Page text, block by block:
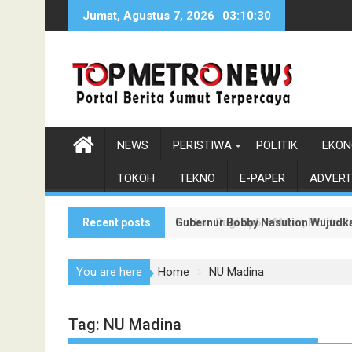
Jumat, Agustus 7, 2026 03:10:31
NEWS PERISTIWA POLITIK
TOKOH TEKNO E-PAPER
Recent posts Gubernur Bobby Nasution
Korban Rugi Rp6,7 Miliar, Polda
You are here Home NU Madina
Tag: NU Madina